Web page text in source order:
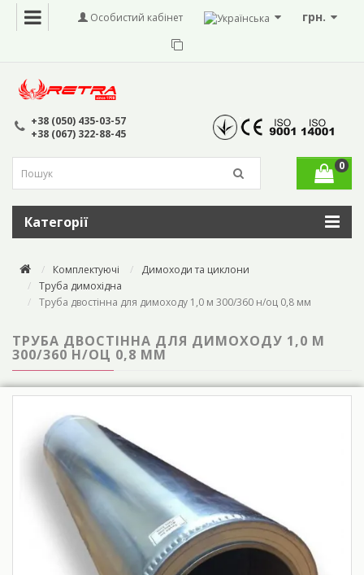
грн.
Особистий кабінет
+38 (050) 435-03-57
+38 (067) 322-88-45
0
Категорії
Комплектуючі
Димоходи та циклони
Труба димохідна
Труба двостінна для димоходу 1,0 м 300/360 н/оц 0,8 мм
ТРУБА ДВОСТІННА ДЛЯ ДИМОХОДУ 1,0 М
300/360 Н/ОЦ 0,8 ММ